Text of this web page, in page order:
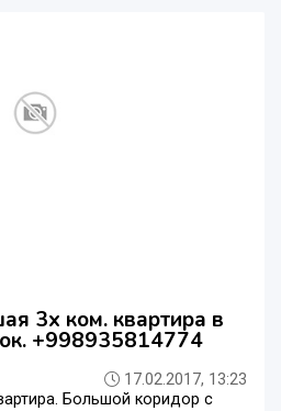
3х ком. квартира в
+998935814774
17.02.2017, 13:23
Большой коридор с